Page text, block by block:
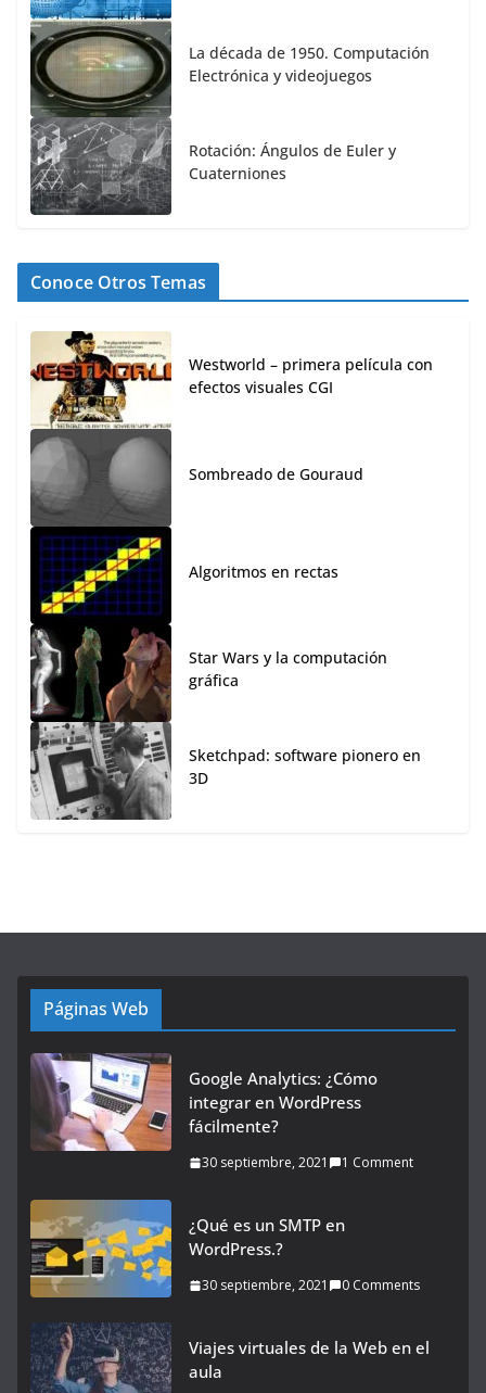
La década de 1950. Computación
Electrónica y videojuegos
Rotación: Ángulos de Euler y
Cuaterniones
Conoce Otros Temas
Westworld – primera película con
efectos visuales CGI
Sombreado de Gouraud
Algoritmos en rectas
Star Wars y la computación
gráfica
Sketchpad: software pionero en
3D
Páginas Web
Google Analytics: ¿Cómo
integrar en WordPress
fácilmente?
30 septiembre, 2021 1 Comment
¿Qué es un SMTP en
WordPress.?
30 septiembre, 2021 0 Comments
Viajes virtuales de la Web en el
aula